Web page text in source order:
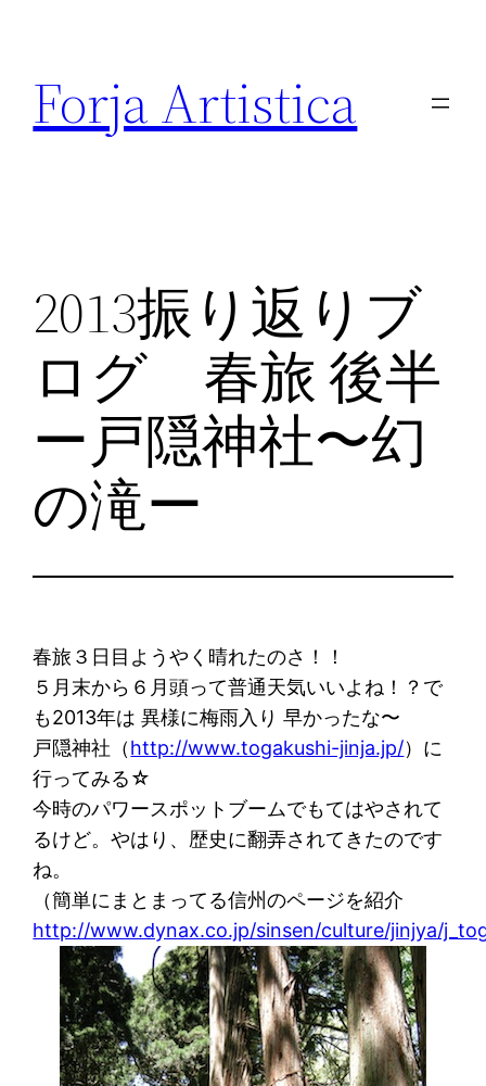
Forja Artistica
2013振り返りブ
ログ 春旅 後半
ー戸隠神社〜幻
の滝ー
春旅３日目ようやく晴れたのさ！！
５月末から６月頭って普通天気いいよね！？で
も2013年は 異様に梅雨入り 早かったな〜
戸隠神社（http://www.togakushi-jinja.jp/）に
行ってみる☆
今時のパワースポットブームでもてはやされて
るけど。やはり、歴史に翻弄されてきたのです
ね。
（簡単にまとまってる信州のページを紹介
http://www.dynax.co.jp/sinsen/culture/jinjya/